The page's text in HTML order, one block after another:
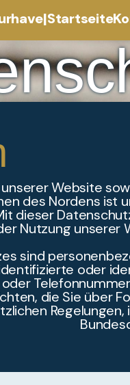
|Startseite
Website
des Nordens
dieser
Nutzung
sind
oder
die Sie über